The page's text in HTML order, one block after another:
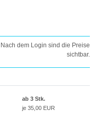
dem Login sind die Preise
sichtbar.
ab 3 Stk.
je 35,00 EUR